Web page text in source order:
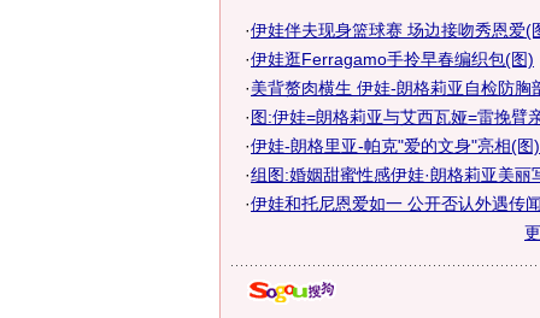
·伊娃伴夫现身篮球赛 场边接吻秀恩爱(
·伊娃逛Ferragamo手拎早春编织包(图)
·美背赘肉横生 伊娃-朗格莉亚自检防胸
·图:伊娃=朗格莉亚与艾西瓦娅=雷挽臂
·伊娃-朗格里亚-帕克"爱的文身"亮相(图)
·组图:婚姻甜蜜性感伊娃·朗格莉亚美丽
·伊娃和托尼恩爱如一 公开否认外遇传